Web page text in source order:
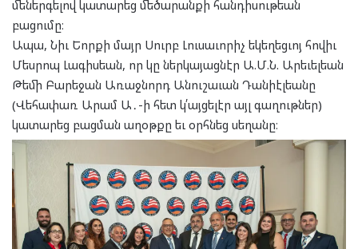
մեներգելով կատարեց մեծարանքի հանդիսութեան
բացումը։
Ապա, Նիւ Եորքի մայր Սուրբ Լուսաւորիչ եկեղեցւոյ հովիւ
Մեսրոպ Լագիսեան, որ կը ներկայացնէր Ա.Մ.Ն. Արեւելեան
Թեմի Բարեջան Առաջնորդ Անուշաւան Դանիէլեանը
(Վեհափառ Արամ Ա․-ի հետ կ՛այցելէր այլ գաղութներ)
կատարեց բացման աղօթքը եւ օրհնեց սեղանը։